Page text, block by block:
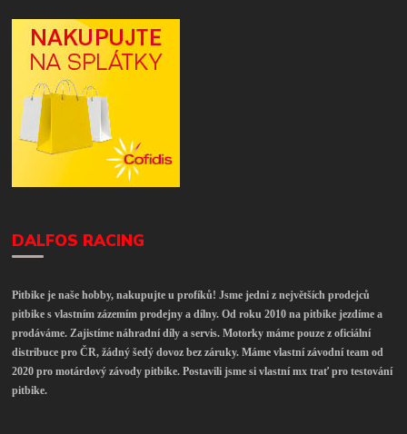
DALFOS RACING
Pitbike je naše hobby, nakupujte u profíků! Jsme jedni z největších prodejců
pitbike s vlastním zázemím prodejny a dílny. Od roku 2010 na pitbike jezdíme a
prodáváme. Zajistíme náhradní díly a servis. Motorky máme pouze z oficiální
distribuce pro ČR, žádný šedý dovoz bez záruky. Máme vlastní závodní team od
2020 pro motárdový závody pitbike. Postavili jsme si vlastní mx trať pro testování
pitbike.